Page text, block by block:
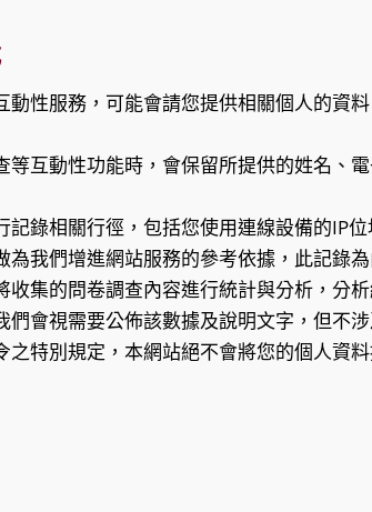
性服務，可能會請您提供相關個人的資料
等互動性功能時，會保留所提供的姓名、
記錄相關行徑，包括您使用連線設備的IP
我們增進網站服務的參考依據，此記錄
收集的問卷調查內容進行統計與分析，分
會視需要公佈該數據及說明文字，但不
之特別規定，本網站絕不會將您的個人資